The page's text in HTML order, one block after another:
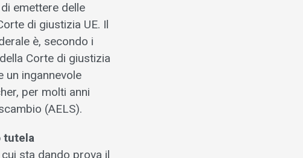
emettere delle
di giustizia UE. Il
è, secondo i
Corte di giustizia
un ingannevole
per molti anni
(AELS).
tutela
sta dando prova il